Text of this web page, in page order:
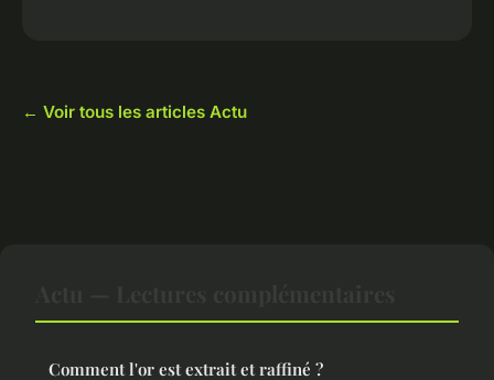
← Voir tous les articles Actu
Comment l'or est extrait et raffiné ?